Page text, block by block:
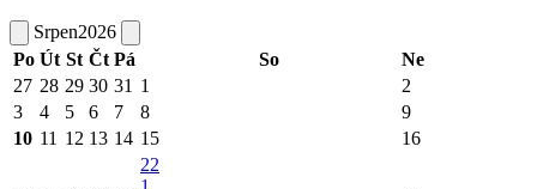
Srpen2026
Po Út St Čt Pá So
Ne
27 28 29 30 31 1
2
3
4 5 6 7 8
9
10 11 12 13 14 15 16
22